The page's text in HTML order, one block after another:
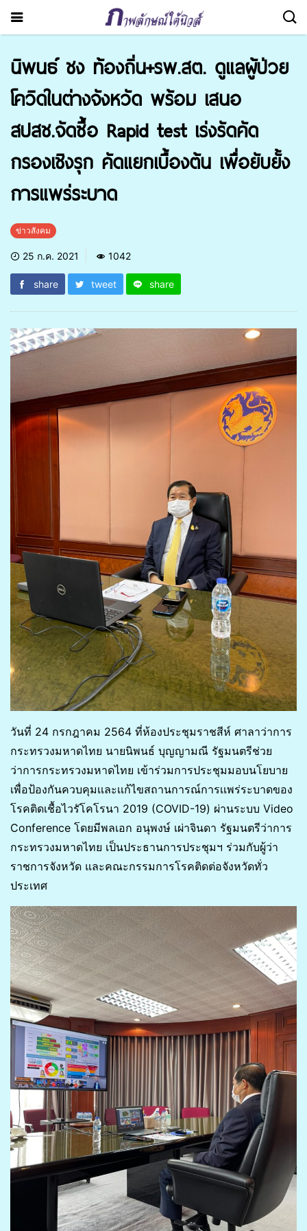
นิพนธ์ ชง ท้องถิ่น+รพ.สต. ดูแลผู้ป่วย
โควิดในต่างจังหวัด พร้อม เสนอ
สปสช.จัดซื้อ Rapid test เร่งรัดคัด
กรองเชิงรุก คัดแยกเบื้องต้น เพื่อยับยั้ง
การแพร่ระบาด
ข่าวสังคม
25 ก.ค. 2021 1042
share tweet share
วันที่ 24 กรกฎาคม 2564 ที่ห้องประชุมราชสีห์ ศาลาว่าการ
กระทรวงมหาดไทย นายนิพนธ์ บุญญามณี รัฐมนตรีช่วย
ว่าการกระทรวงมหาดไทย เข้าร่วมการประชุมมอบนโยบาย
เพื่อป้องกันควบคุมเเละเเก้ไขสถานการณ์การเเพร่ระบาดของ
โรคติดเชื้อไวรัโคโรนา 2019 (COVID-19) ผ่านระบบ Video
Conference โดยมีพลเอก อนุพงษ์ เผ่าจินดา รัฐมนตรีว่าการ
กระทรวงมหาดไทย เป็นประธานการประชุมฯ ร่วมกับผู้ว่า
ราชการจังหวัด และคณะกรรมการโรคติดต่อจังหวัดทั่ว
ประเทศ